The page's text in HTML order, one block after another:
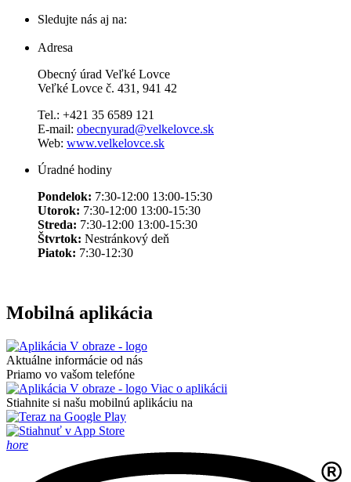
Sledujte nás aj na:
Adresa
Obecný úrad Veľké Lovce
Veľké Lovce č. 431, 941 42
Tel.: +421 35 6589 121
E-mail: obecnyurad@velkelovce.sk
Web: www.velkelovce.sk
Úradné hodiny
Pondelok: 7:30-12:00 13:00-15:30
Utorok: 7:30-12:00 13:00-15:30
Streda: 7:30-12:00 13:00-15:30
Štvrtok: Nestránkový deň
Piatok: 7:30-12:30
Mobilná aplikácia
Aktuálne informácie od nás
Priamo vo vašom telefóne
Viac o aplikácii
Stiahnite si našu mobilnú aplikáciu na
hore